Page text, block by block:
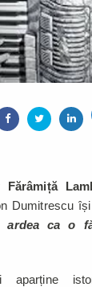
Fărâmiță
Dumitrescu
ardea ca o
aparține